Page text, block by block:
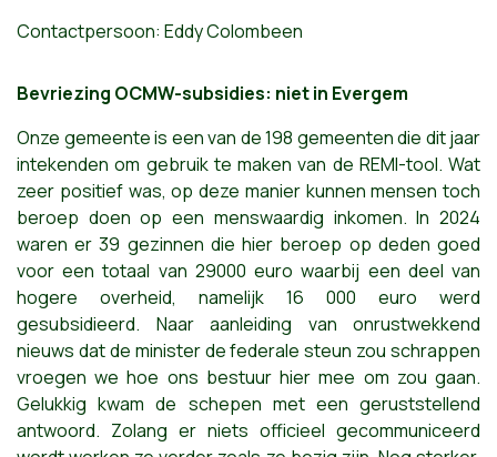
Contactpersoon: Eddy Colombeen
Bevriezing OCMW-subsidies: niet in Evergem
Onze gemeente is een van de 198 gemeenten die dit jaar
intekenden om gebruik te maken van de REMI-tool. Wat
zeer positief was, op deze manier kunnen mensen toch
beroep doen op een menswaardig inkomen. In 2024
waren er 39 gezinnen die hier beroep op deden goed
voor een totaal van 29000 euro waarbij een deel van
hogere overheid, namelijk 16 000 euro werd
gesubsidieerd. Naar aanleiding van onrustwekkend
nieuws dat de minister de federale steun zou schrappen
vroegen we hoe ons bestuur hier mee om zou gaan.
Gelukkig kwam de schepen met een geruststellend
antwoord. Zolang er niets officieel gecommuniceerd